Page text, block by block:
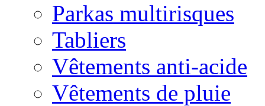
Parkas multirisques
Tabliers
Vêtements anti-acide
Vêtements de pluie